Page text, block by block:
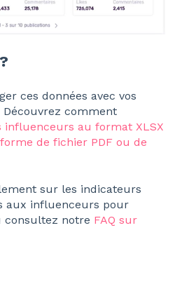
ces données avec vos
comment
influenceurs au format XLSX
de fichier PDF ou de
sur les indicateurs
aux influenceurs pour
consultez notre FAQ sur